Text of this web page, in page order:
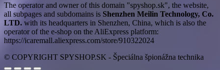
The operator and owner of this domain "spyshop.sk", the website,
all subpages and subdomains is Shenzhen Meilin Technology, Co.
LTD. with its headquarters in Shenzhen, China, which is also the
operator of the e-shop on the AliExpress platform:
https://icaremall.aliexpress.com/store/910322024
© COPYRIGHT SPYSHOP.SK - Špeciálna špionážna technika